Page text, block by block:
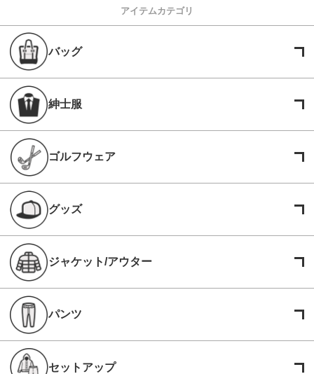
アイテムカテゴリ
バッグ
紳士服
ゴルフウェア
グッズ
ジャケット/アウター
パンツ
セットアップ